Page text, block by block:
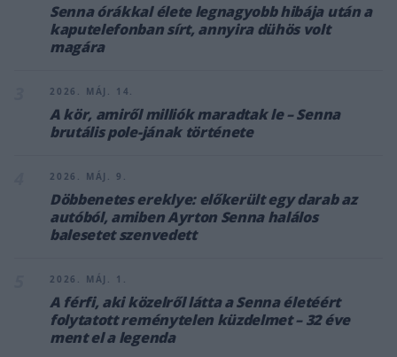
Senna órákkal élete legnagyobb hibája után a
kaputelefonban sírt, annyira dühös volt
magára
2026. MÁJ. 14.
A kör, amiről milliók maradtak le – Senna
brutális pole-jának története
2026. MÁJ. 9.
Döbbenetes ereklye: előkerült egy darab az
autóból, amiben Ayrton Senna halálos
balesetet szenvedett
2026. MÁJ. 1.
A férfi, aki közelről látta a Senna életéért
folytatott reménytelen küzdelmet – 32 éve
ment el a legenda